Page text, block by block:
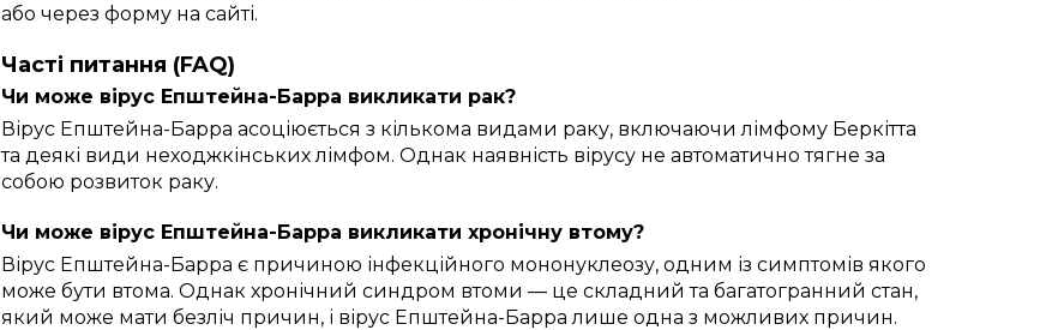
або через форму на сайті.
Часті питання (FAQ)
Чи може вірус Епштейна-Барра викликати рак?
Вірус Епштейна-Барра асоціюється з кількома видами раку, включаючи лімфому Беркітта
та деякі види неходжкінських лімфом. Однак наявність вірусу не автоматично тягне за
собою розвиток раку.
Чи може вірус Епштейна-Барра викликати хронічну втому?
Вірус Епштейна-Барра є причиною інфекційного мононуклеозу, одним із симптомів якого
може бути втома. Однак хронічний синдром втоми — це складний та багатогранний стан,
який може мати безліч причин, і вірус Епштейна-Барра лише одна з можливих причин.